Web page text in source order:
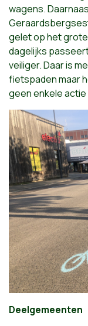
wagens.
gelet op het
dagelijks
veiliger. Daar is
fietspaden maar
geen enkele
Deelgemeenten